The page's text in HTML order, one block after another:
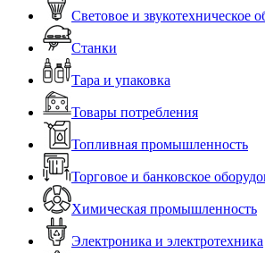
Световое и звукотехническое
Станки
Тара и упаковка
Товары потребления
Топливная промышленность
Торговое и банковское
Химическая промышленность
Электроника и электротехника